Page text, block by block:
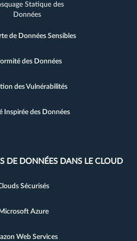
Statique des
Données
de Données Sensibles
des Données
des Vulnérabilités
Inspirée des Données
DE DONNÉES DANS LE CLOUD
Sécurisés
Microsoft Azure
Web Services